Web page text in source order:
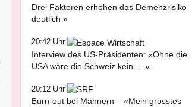
Drei Faktoren erhöhen das Demenzrisiko
deutlich »
20:42 Uhr
Interview des US-Präsidenten: «Ohne die
USA wäre die Schweiz kein ... »
20:12 Uhr
Burn-out bei Männern – «Mein grösstes